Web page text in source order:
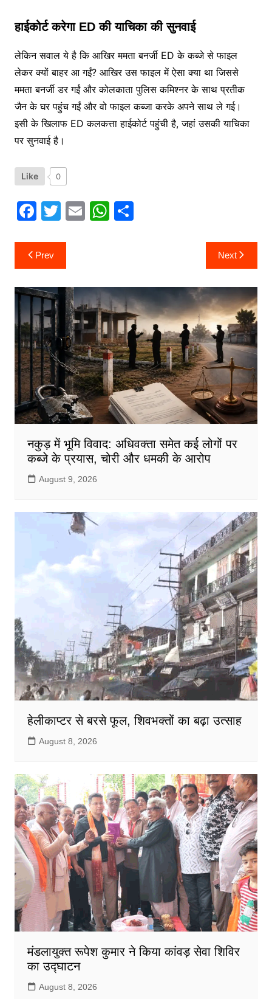
हाईकोर्ट करेगा ED की याचिका की सुनवाई
लेकिन सवाल ये है कि आखिर ममता बनर्जी ED के कब्जे से फाइल
लेकर क्यों बाहर आ गईं? आखिर उस फाइल में ऐसा क्या था जिससे
ममता बनर्जी डर गईं और कोलकाता पुलिस कमिश्नर के साथ प्रतीक
जैन के घर पहुंच गईं और वो फाइल कब्जा करके अपने साथ ले गई।
इसी के खिलाफ ED कलकत्ता हाईकोर्ट पहुंची है, जहां उसकी याचिका
पर सुनवाई है।
Like 0
F
c
e
b
o
o
k
T
itt
er
E W
A
p
p
S
PostPrev Next
नकुड़ में भूमि विवाद: अधिवक्ता समेत कई लोगों पर
कब्जे के प्रयास, चोरी और धमकी के आरोप
August 9, 2026
हेलीकाप्टर से बरसे फूल, शिवभक्तों का बढ़ा उत्साह
August 8, 2026
मंडलायुक्त रूपेश कुमार ने किया कांवड़ सेवा शिविर
का उद्घाटन
August 8, 2026